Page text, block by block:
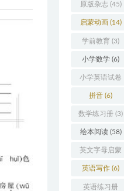
原版杂志(45)
启蒙动画 (14)
学前教育 (3)
小学数学 (6)
小学英语试卷
(3)
拼音 (6)
数学练习册 (3)
绘本阅读(58)
英文字母启蒙
(48)
英语写作 (6)
英语练习册